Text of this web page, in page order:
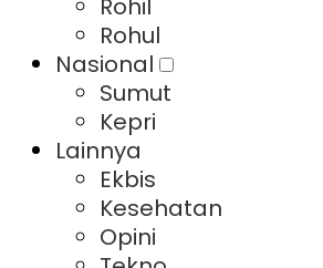
Rohil
Rohul
Nasional
Sumut
Kepri
Lainnya
Ekbis
Kesehatan
Opini